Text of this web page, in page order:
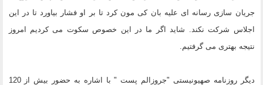
جریان سازی رسانه ای علیه بان کی مون کرد تا بر او فشار بیاورد تا در این
اجلاس شرکت نکند. شاید اگر ما در این خصوص سکوت می کردیم امروز
نتیجه بهتری می گرفتیم.
دیگر روزنامه صهیونیستی "جروزالم پست " با اشاره به حضور بیش از 120